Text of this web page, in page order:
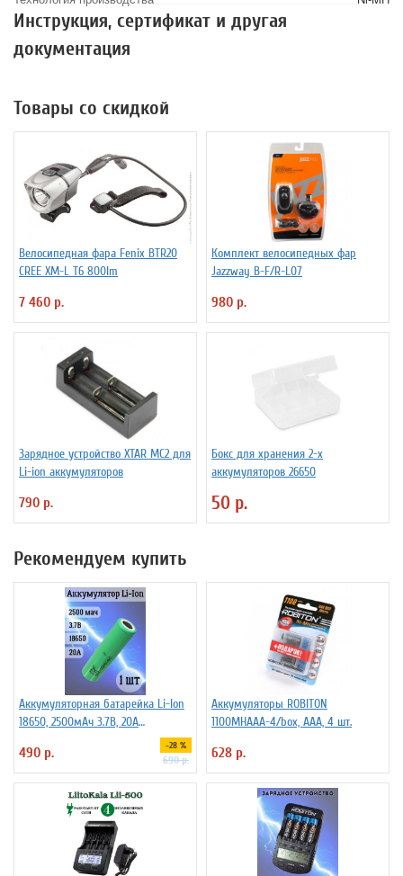
Инструкция, сертификат и другая
документация
Товары со скидкой
Велосипедная фара Fenix BTR20
CREE XM-L T6 800lm
7 460 р.
Комплект велосипедных фар
Jazzway B-F/R-L07
980 р.
Зарядное устройство XTAR MC2 для
Li-ion аккумуляторов
790 р.
Бокс для хранения 2-х
аккумуляторов 26650
50 р.
Рекомендуем купить
Аккумуляторная батарейка Li-Ion
18650, 2500мАч 3.7В, 20A
490 р. -28 %
690 р.
Аккумуляторы ROBITON
1100MHAAA-4/box, ААА, 4 шт.
628 р.